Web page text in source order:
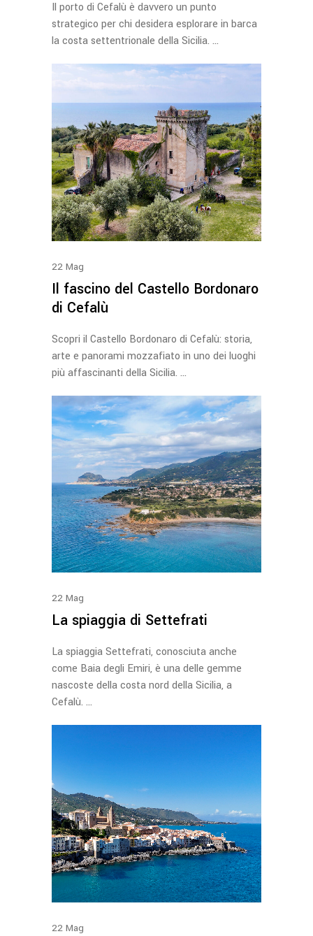
Il porto di Cefalù è davvero un punto
strategico per chi desidera esplorare in barca
la costa settentrionale della Sicilia.
22 Mag
Il fascino del Castello Bordonaro
di Cefalù
Scopri il Castello Bordonaro di Cefalù: storia,
arte e panorami mozzafiato in uno dei luoghi
più affascinanti della Sicilia.
22 Mag
La spiaggia di Settefrati
La spiaggia Settefrati, conosciuta anche
come Baia degli Emiri, è una delle gemme
nascoste della costa nord della Sicilia, a
Cefalù.
22 Mag